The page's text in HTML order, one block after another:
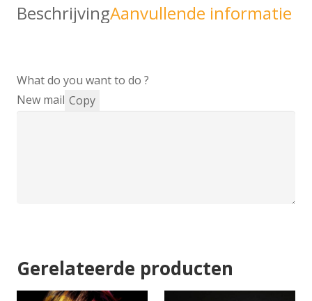
BeschrijvingAanvullende informatie
What do you want to do ?
New mail Copy
Gerelateerde producten